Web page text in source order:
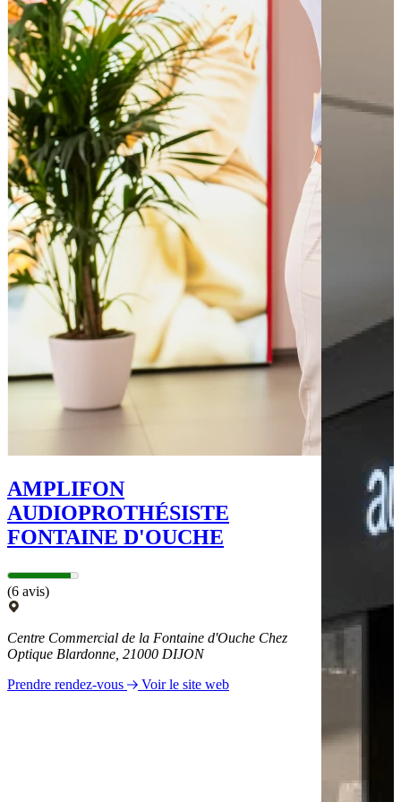
AMPLIFON
AUDIOPROTHÉSISTE
FONTAINE D'OUCHE
(6 avis)
Centre Commercial de la Fontaine d'Ouche Chez
Optique Blardonne, 21000 DIJON
Prendre rendez-vous
Voir le site web